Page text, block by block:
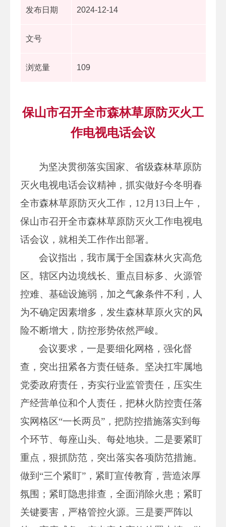
发布日期 2024-12-14
文号
浏览量 109
保山市召开全市森林草原防灭火工
作电视电话会议
为坚决贯彻落实国家、省级森林草原防
灭火电视电话会议精神，抓实做好今冬明春
全市森林草原防灭火工作，12月13日上午，
保山市召开全市森林草原防灭火工作电视电
话会议，就相关工作作出部署。
会议指出，我市属于全国森林火灾高危
区。辖区内边境线长、重点目标多、火源管
控难、基础设施弱，加之气象条件不利，人
为不确定因素增多，发生森林草原火灾的风
险不断增大，防控形势依然严峻。
会议要求，一是要细化网格，强化督
查，突出扭紧各方责任链条。坚决扛牢属地
党委政府责任，夯实行业监管责任，压实生
产经营单位和个人责任，把林火防控责任落
实网格区“一长两员”，把防控措施落实到每
个环节、每座山头、每处地块。二是要紧盯
重点，狠抓防范，突出落实各项防范措施。
做到“三个紧盯”，紧盯宣传教育，营造浓厚
氛围；紧盯隐患排查，全面消除火患；紧盯
关键要害，严格管控火源。三是要严阵以